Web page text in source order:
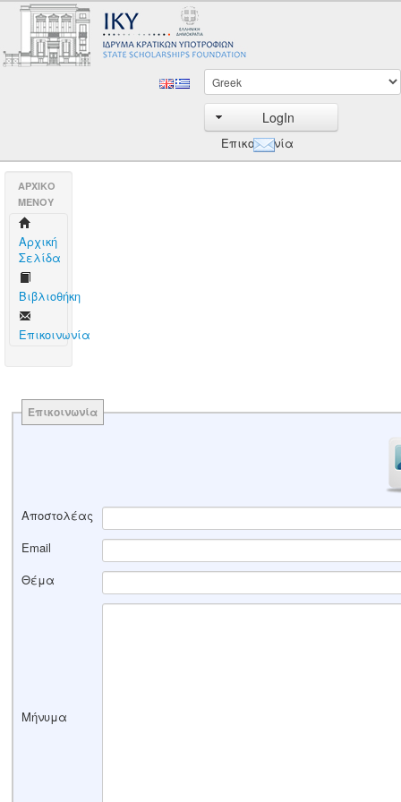
LogIn
Επικοινωνία
AΡΧΙΚΟ
ΜΕΝΟΥ
Aρχική
Σελίδα
Βιβλιοθήκη
Επικοινωνία
Επικοινωνία
Αποστολέας
Email
Θέμα
Μήνυμα